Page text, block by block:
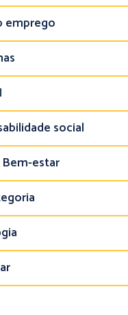
emprego
social
Bem-estar